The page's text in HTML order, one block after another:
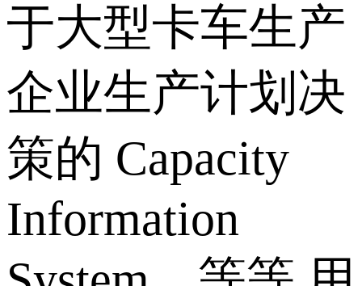
于大型卡车生产
企业生产计划决
策的 Capacity
Information